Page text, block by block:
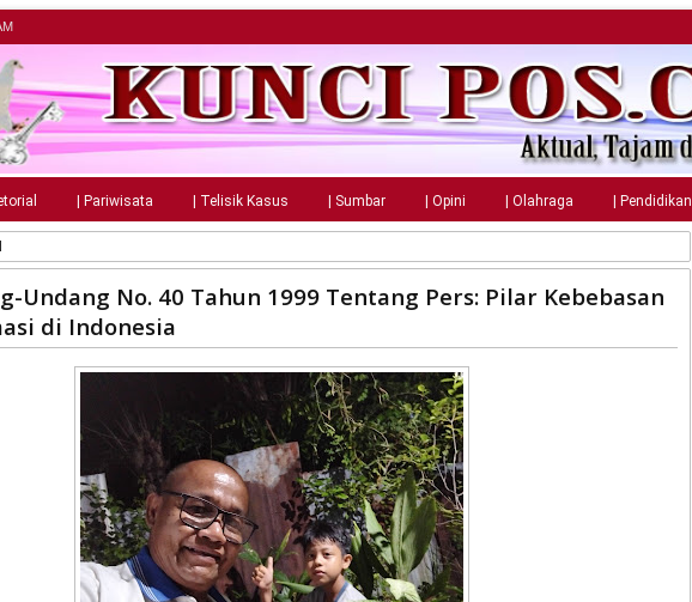
| Pariwisata | Telisik Kasus | Sumbar | Opini | Olahraga | Pendidikan
Undang No. 40 Tahun 1999 Tentang Pers: Pilar Kebebasan
di Indonesia